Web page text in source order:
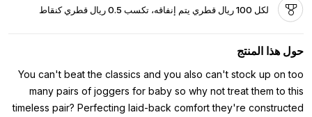
لكل 100 ريال قطري يتم إنفاقه، تكسب 0.5 ريال قطري كنقاط
حول هذا المنتج
You can't beat the classics and you also can't stock up on too
many pairs of joggers for baby so why not treat them to this
timeless pair? Perfecting laid-back comfort they're constructed